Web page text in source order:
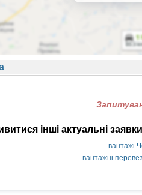
інші актуальні
вантажі
вантажні